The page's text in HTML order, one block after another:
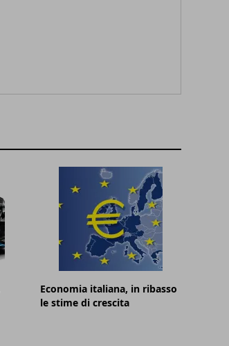
Economia italiana, in ribasso
le stime di crescita